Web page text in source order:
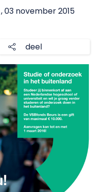
, 03 november 2015
deel